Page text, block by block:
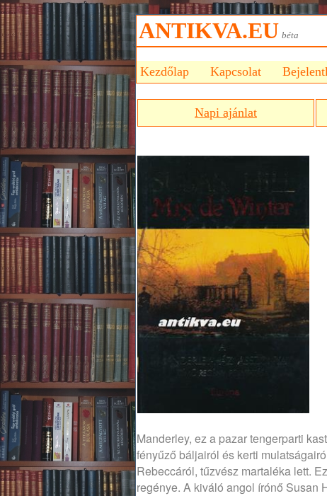
ANTIKVA.EU béta
Kezdőlap Kapcsolat
Napi ajánlat
Manderley, ez a pazar tengerparti
fényűző báljairól és kerti
Rebeccáról, tűzvész martaléka lett.
regénye. A kiváló angol írónő Susan